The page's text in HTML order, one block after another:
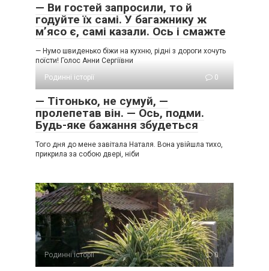
— Ви гостей запросили, то й
годуйте їх самі. У багажнику ж
м’ясо є, самі казали. Ось і смажте
— Нумо швиденько біжи на кухню, рідні з дороги хочуть
поїсти! Голос Анни Сергіївни
Родинні історії
0
— Тітонько, не сумуй, —
пролепетав він. — Ось, подми.
Будь-яке бажання збудеться
Того дня до мене завітала Наталя. Вона увійшла тихо,
прикрила за собою двері, ніби
Родинні історії 0